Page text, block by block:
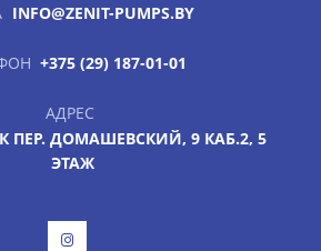
INFO@ZENIT-PUMPS.BY
+375 (29) 187-01-01
АДРЕС
ПЕР. ДОМАШЕВСКИЙ, 9 КАБ.2, 5
ЭТАЖ